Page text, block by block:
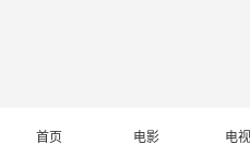
首页 电影 电